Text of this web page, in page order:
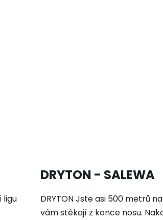
ligu
DRYTON - SALEWA
DRYTON Jste asi 500 metrů
vám stékají z konce nosu.